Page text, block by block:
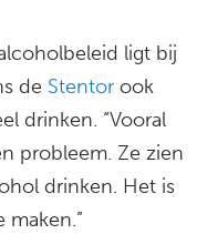
ligt bij
de Stentor ook
drinken. “Vooral
probleem. Ze zien
drinken. Het is
maken.”